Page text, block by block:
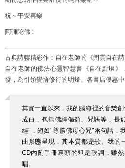
祝～平安喜樂
阿彌陀佛！
古典詩聯精彩作：自在老師的《閒雲自在
自在老師的佛法心靈智慧書《自在點燈》
發，為引領覺悟修行的明燈。各書店優惠中
其實一直以來，我的腦海裡的音樂
成曲，包括佛經偈頌、咒語等，長
經"，短如"尊勝佛母心咒"兩句話，
曲形態呈現，其本質都是歌。我的
CD內附手冊裏頭的即是歌詞，雖
唱。